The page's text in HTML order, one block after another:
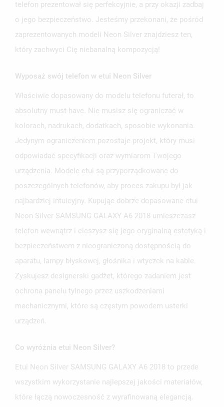
telefon prezentował się perfekcyjnie, a przy okazji zadbaj
o jego bezpieczeństwo. Jesteśmy przekonani, że pośród
zaprezentowanych modeli Neon Silver znajdziesz ten,
który zachwyci Cię niebanalną kompozycją!
Wyposaż swój telefon w etui Neon Silver
Właściwie dopasowany do modelu telefonu futerał, to
absolutny must have. Nie musisz się ograniczać w
kolorach, nadrukach, dodatkach, sposobie wykonania.
Jedynym ograniczeniem pozostaje projekt, który musi
odpowiadać specyfikacji oraz wymiarom Twojego
urządzenia. Modele etui są przyporządkowane do
poszczególnych telefonów, aby proces zakupu był jak
najbardziej intuicyjny. Kupując dobrze dopasowane etui
Neon Silver SAMSUNG GALAXY A6 2018 umieszczasz
telefon wewnątrz i cieszysz się jego oryginalną estetyką i
bezpieczeństwem z nieograniczoną dostępnością do
aparatu, lampy błyskowej, głośnika i wtyczek na kable.
Zyskujesz designerski gadżet, którego zadaniem jest
ochrona panelu tylnego przez uszkodzeniami
mechanicznymi, które są częstym powodem usterki
urządzeń.
Co wyróżnia etui Neon Silver?
Etui Neon Silver SAMSUNG GALAXY A6 2018 to przede
wszystkim wykorzystanie najlepszej jakości materiałów,
które łączą nowoczesność z wyrafinowaną elegancją.
MOJE LISTY ŻYCZEŃ
add_circle_outline UTWÓRZ NOWĄ LISTĘ
NAZWA LISTY ŻYCZEŃ
ANULUJ UTWÓRZ LISTĘ ŻYCZEŃ
ZALOGUJ SIĘ
MUSISZ BYĆ ZALOGOWANY BY ZAPISAĆ PRODUKTY NA
SWOJEJ LIŚCIE ŻYCZEŃ.
ANULUJ ZALOGUJ SIĘ